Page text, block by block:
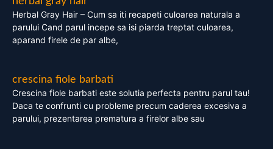
Herbal Gray Hair – Cum sa iti recapeti culoarea naturala a
parului Cand parul incepe sa isi piarda treptat culoarea,
aparand firele de par albe,
crescina fiole barbati
Crescina fiole barbati este solutia perfecta pentru parul tau!
Daca te confrunti cu probleme precum caderea excesiva a
parului, prezentarea prematura a firelor albe sau